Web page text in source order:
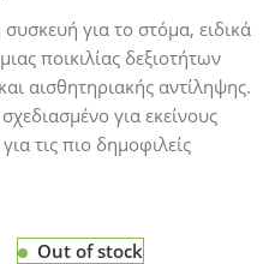
για το στόμα, ειδικά
ποικιλίας δεξιοτήτων
αισθητηριακής αντίληψης.
για εκείνους
τις πιο δημοφιλείς
Out of stock